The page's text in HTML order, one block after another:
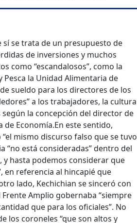
se trata de un presupuesto de
de inversiones y muchos
como “escandalosos”, como la
la Unidad Alimentaria de
sueldo para los directores de los
a los trabajadores, la cultura
la concepción del director de
de Economía.En este sentido,
mismo discurso falso que se tuvo
“no está consideradas” dentro del
y hasta podemos considerar que
en referencia al hincapié que
lado, Kechichian se sinceró con
Amplio gobernaba “siempre
que para los oficiales”. No
los coroneles “que son altos y